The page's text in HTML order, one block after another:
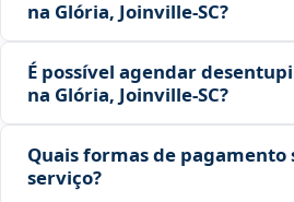
na Glória, Joinville‑SC?
É possível agendar
na Glória, Joinville‑SC?
Quais formas de pagamento
serviço?